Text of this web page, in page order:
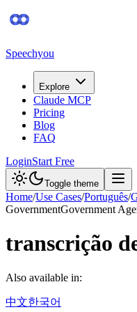
Speechyou
Explore
Claude MCP
Pricing
Blog
FAQ
LoginStart Free
Toggle theme
Home/Use Cases/Português/
GovernmentGovernment
transcrição
Also available in:
中文한국어